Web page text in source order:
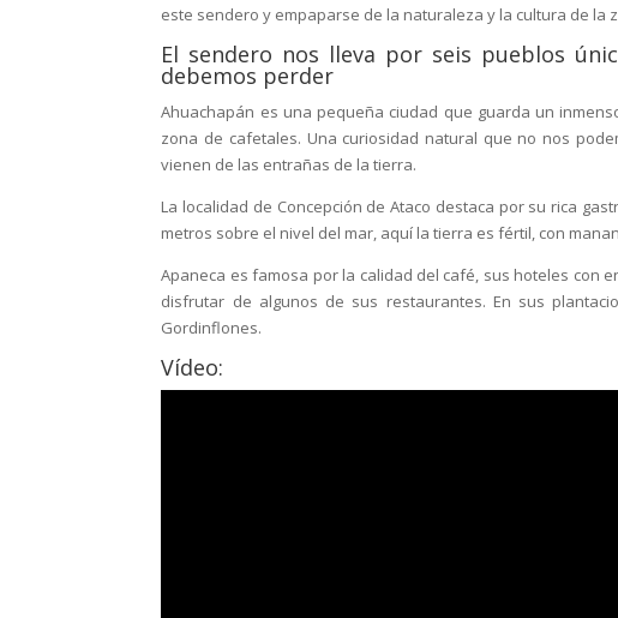
este sendero y empaparse de la naturaleza y la cultura de la
El sendero nos lleva por seis pueblos
debemos perder
Ahuachapán es una pequeña ciudad que guarda un
zona de cafetales. Una curiosidad natural que no nos
vienen de las entrañas de la tierra.
La localidad de Concepción de Ataco destaca por su rica
metros sobre el nivel del mar, aquí la tierra es fértil, con
Apaneca es famosa por la calidad del café, sus hoteles con
disfrutar de algunos de sus restaurantes. En sus
Gordinflones.
Vídeo: